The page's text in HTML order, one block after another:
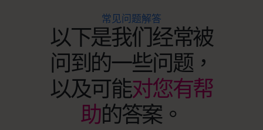
关于我们
预约咨询电话
常见问题解答
以下是我们经常被
问到的一些问题，
以及可能对您有帮
助的答案。